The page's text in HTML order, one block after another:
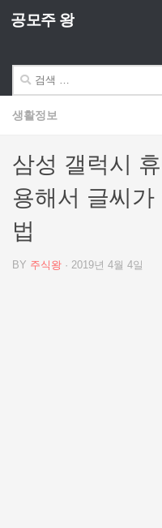
Skip to content
공모주 왕
생활정보
삼성 갤럭시
용해서 글씨
법
BY 주식왕 · 2019년 4월 4일